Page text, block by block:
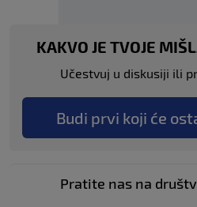
KAKVO JE TVOJE
Učestvuj u diskusiji ili
Budi prvi koji će
Pratite nas na